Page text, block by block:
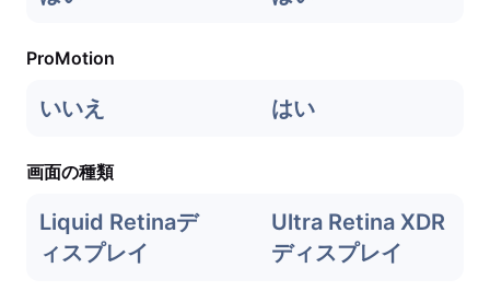
ProMotion
いいえ はい
画面の種類
Liquid Retinaデ
ィスプレイ
Ultra Retina XDR
ディスプレイ